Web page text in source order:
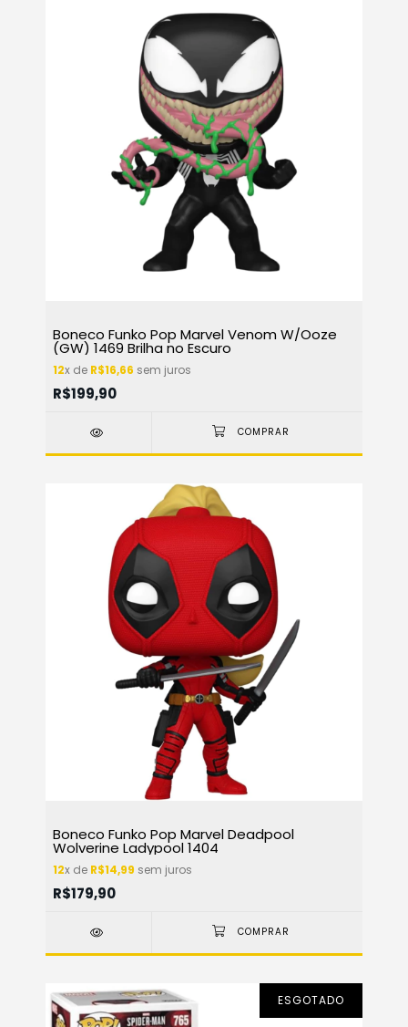
Boneco Funko Pop Marvel Venom W/Ooze
(GW) 1469 Brilha no Escuro
12x de R$16,66 sem juros
R$199,90
Boneco Funko Pop Marvel Deadpool
Wolverine Ladypool 1404
12x de R$14,99 sem juros
R$179,90
ESGOTADO